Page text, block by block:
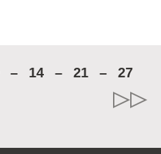
– 14 – 21 –
27